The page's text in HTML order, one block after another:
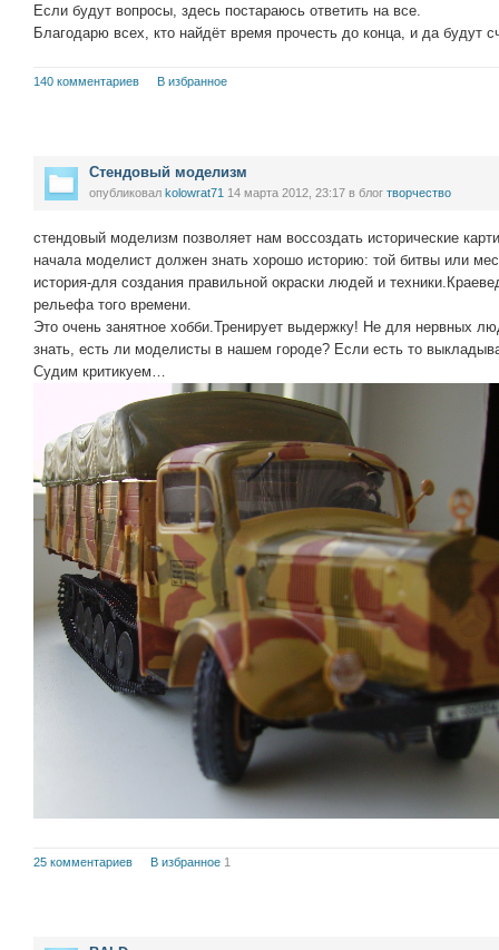
Если будут вопросы, здесь постараюсь ответить на все.
Благодарю всех, кто найдёт время прочесть до конца, и да будут
140 комментариев В избранное
Стендовый моделизм
опубликовал kolowrat71 14 марта 2012, 23:17 в блог творчество
стендовый моделизм позволяет нам воссоздать исторические
начала моделист должен знать хорошо историю: той битвы или
история-для создания правильной окраски людей и
рельефа того времени.
Это очень занятное хобби.Тренирует выдержку! Не для нервных
знать, есть ли моделисты в нашем городе? Если есть то
Судим критикуем…
25 комментариев В избранное 1